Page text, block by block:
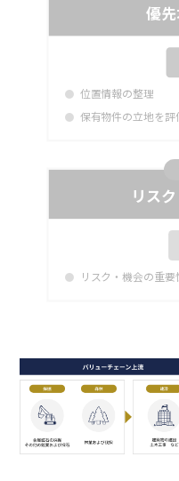
優
位置情報の整理
保有物件の立地を評
リス
リスク・機会の重要